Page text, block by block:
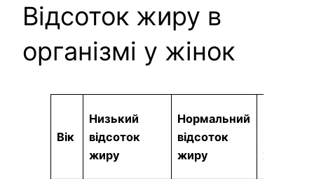
Відсоток жиру в
організмі у жінок
Вік
Низький
відсоток
жиру
Нормальний
відсоток
жиру
жиру